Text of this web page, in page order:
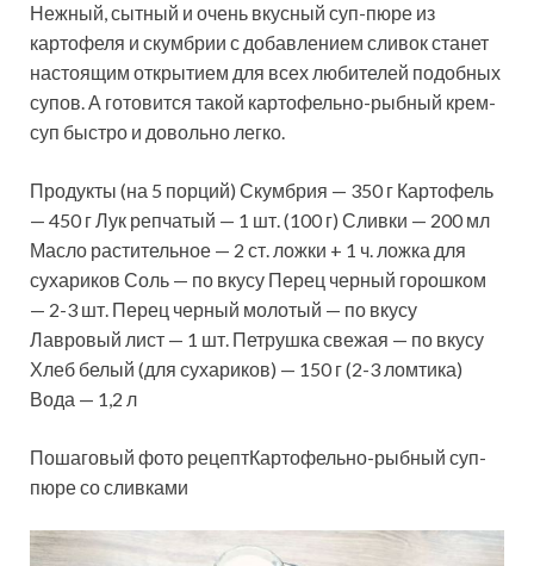
Нежный, сытный и очень вкусный суп-пюре из
картофеля и скумбрии с добавлением сливок станет
настоящим открытием для всех любителей подобных
супов. А готовится такой картофельно-рыбный крем-
суп быстро и довольно легко.
Продукты (на 5 порций) Скумбрия — 350 г Картофель
— 450 г Лук репчатый — 1 шт. (100 г) Сливки — 200 мл
Масло растительное — 2 ст. ложки + 1 ч. ложка для
сухариков Соль — по вкусу Перец черный горошком
— 2-3 шт. Перец черный молотый — по вкусу
Лавровый лист — 1 шт. Петрушка свежая — по вкусу
Хлеб белый (для сухариков) — 150 г (2-3 ломтика)
Вода — 1,2 л
Пошаговый фото рецептКартофельно-рыбный суп-
пюре со сливками